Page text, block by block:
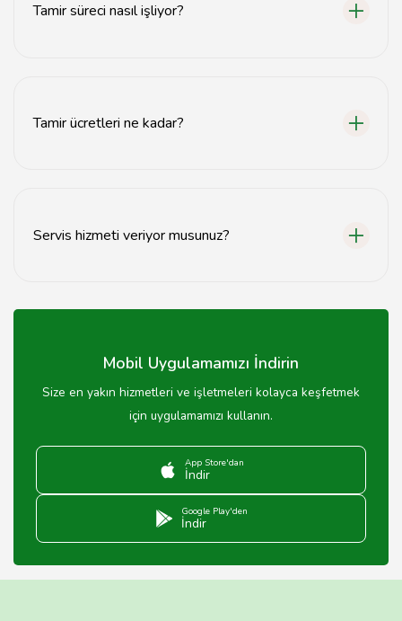
Tamir süreci nasıl işliyor?
Tamir ücretleri ne kadar?
Servis hizmeti veriyor musunuz?
Mobil Uygulamamızı İndirin
Size en yakın hizmetleri ve işletmeleri kolayca keşfetmek
için uygulamamızı kullanın.
App Store'dan
İndir
Google Play'den
İndir